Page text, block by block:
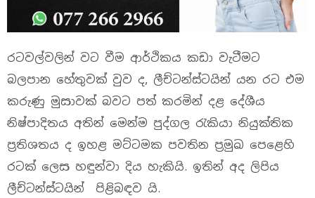
රටවල්වලින් වට වීම ආර්ථිකය කඩා වැටීමට
බලපාන හේතුවක් වුව ද, ලීච්ටන්ස්ටයින් යන රට එම
කරුණු මුසාවක් බවට පත් කරමින් දළ දේශීය
නිෂ්පාදිතය අතින් මෙන්ම පුද්ගල රැකියා නියුක්තික
ප්‍රතිශතය ද ඉහළ මට්ටමක පවතින ප්‍රමුඛ පෙළෙහි
රටක් ලෙස හඳුන්වා දිය හැකියි. ඉතින් අද ලිපිය
ලීච්ටන්ස්ටයින් පිළිබඳව යි.